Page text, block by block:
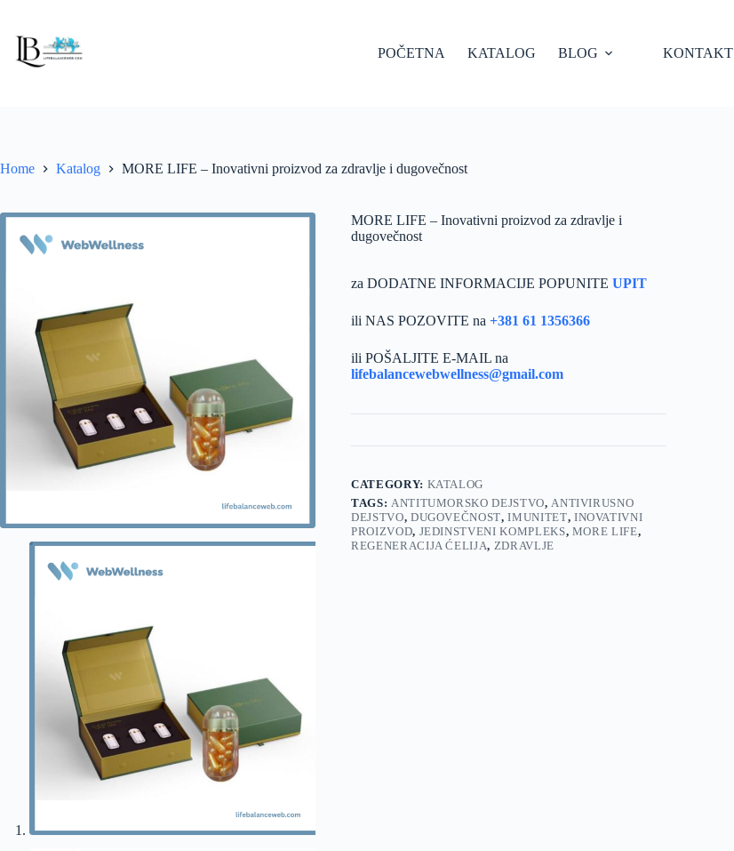
content
POČETNA
KATALOG BLOG KONTAKT
Home Katalog MORE LIFE – Inovativni proizvod za zdravlje i dugovečnost
MORE LIFE – Inovativni proizvod za zdravlje i
dugovečnost
za DODATNE INFORMACIJE POPUNITE UPIT
ili NAS POZOVITE na +381 61 1356366
ili POŠALJITE E-MAIL na
lifebalancewebwellness@gmail.com
CATEGORY: KATALOG
TAGS: ANTITUMORSKO DEJSTVO,ANTIVIRUSNO
DEJSTVO, DUGOVEČNOST,IMUNITET, INOVATIVNI
PROIZVOD, JEDINSTVENI KOMPLEKS, MORE LIFE,
REGENERACIJA ĆELIJA, ZDRAVLJE